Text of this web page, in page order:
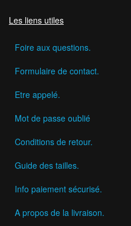
Les liens utiles
Foire aux questions.
Formulaire de contact.
Etre appelé.
Mot de passe oublié
Conditions de retour.
Guide des tailles.
Info paiement sécurisé.
A propos de la livraison.